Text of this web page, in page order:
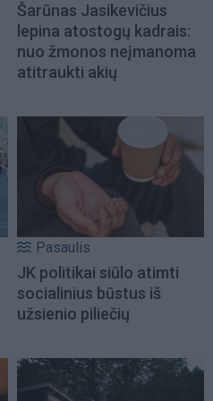
Šarūnas Jasikevičius
lepina atostogų kadrais:
nuo žmonos neįmanoma
atitraukti akių
Pasaulis
JK politikai siūlo atimti
socialinius būstus iš
užsienio piliečių